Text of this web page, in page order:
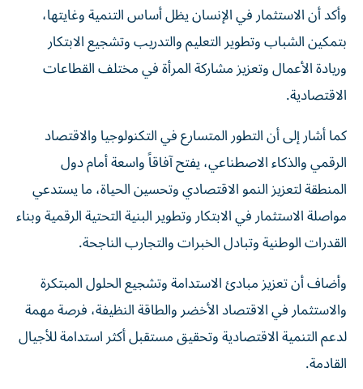
وأكد أن الاستثمار في الإنسان يظل أساس التنمية وغايتها،
بتمكين الشباب وتطوير التعليم والتدريب وتشجيع الابتكار
وريادة الأعمال وتعزيز مشاركة المرأة في مختلف القطاعات
الاقتصادية.
كما أشار إلى أن التطور المتسارع في التكنولوجيا والاقتصاد
الرقمي والذكاء الاصطناعي، يفتح آفاقاً واسعة أمام دول
المنطقة لتعزيز النمو الاقتصادي وتحسين الحياة، ما يستدعي
مواصلة الاستثمار في الابتكار وتطوير البنية التحتية الرقمية وبناء
القدرات الوطنية وتبادل الخبرات والتجارب الناجحة.
وأضاف أن تعزيز مبادئ الاستدامة وتشجيع الحلول المبتكرة
والاستثمار في الاقتصاد الأخضر والطاقة النظيفة، فرصة مهمة
لدعم التنمية الاقتصادية وتحقيق مستقبل أكثر استدامة للأجيال
القادمة.